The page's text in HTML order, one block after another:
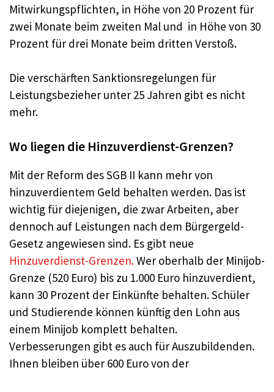
Mitwirkungspflichten, in Höhe von 20 Prozent für
zwei Monate beim zweiten Mal und in Höhe von 30
Prozent für drei Monate beim dritten Verstoß.
Die verschärften Sanktionsregelungen für
Leistungsbezieher unter 25 Jahren gibt es nicht
mehr.
Wo liegen die Hinzuverdienst-Grenzen?
Mit der Reform des SGB II kann mehr von
hinzuverdientem Geld behalten werden. Das ist
wichtig für diejenigen, die zwar Arbeiten, aber
dennoch auf Leistungen nach dem Bürgergeld-
Gesetz angewiesen sind. Es gibt neue
Hinzuverdienst-Grenzen.Wer oberhalb der Minijob-
Grenze (520 Euro) bis zu 1.000 Euro hinzuverdient,
kann 30 Prozent der Einkünfte behalten. Schüler
und Studierende können künftig den Lohn aus
einem Minijob komplett behalten.
Verbesserungen gibt es auch für Auszubildenden.
Ihnen bleiben über 600 Euro von der